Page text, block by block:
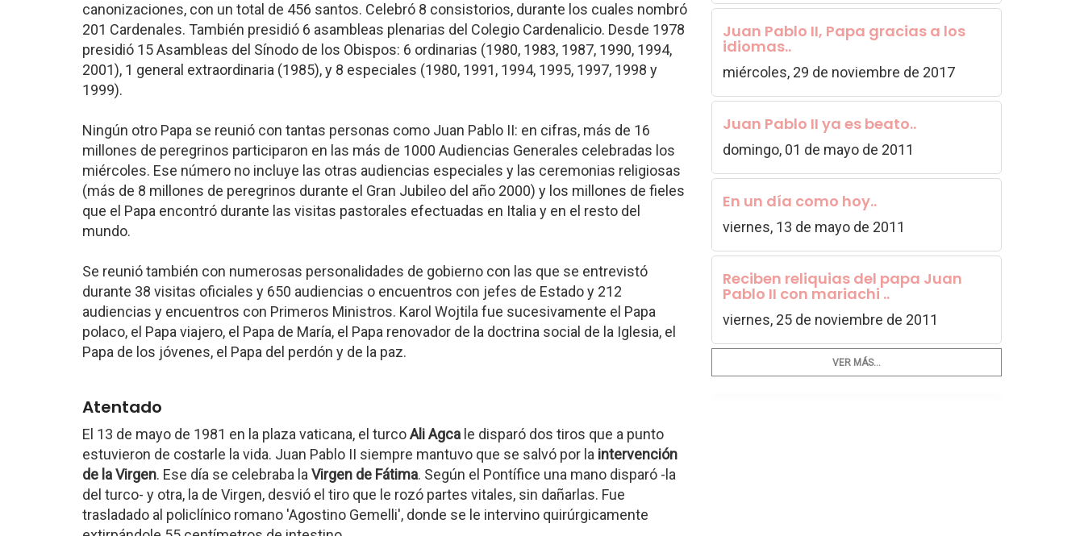
canonizaciones, con un total de 456 santos. Celebró 8 consistorios, durante los cuales nombró
201 Cardenales. También presidió 6 asambleas plenarias del Colegio Cardenalicio. Desde 1978
presidió 15 Asambleas del Sínodo de los Obispos: 6 ordinarias (1980, 1983, 1987, 1990, 1994,
2001), 1 general extraordinaria (1985), y 8 especiales (1980, 1991, 1994, 1995, 1997, 1998 y
1999).
Ningún otro Papa se reunió con tantas personas como Juan Pablo II: en cifras, más de 16
millones de peregrinos participaron en las más de 1000 Audiencias Generales celebradas los
miércoles. Ese número no incluye las otras audiencias especiales y las ceremonias religiosas
(más de 8 millones de peregrinos durante el Gran Jubileo del año 2000) y los millones de fieles
que el Papa encontró durante las visitas pastorales efectuadas en Italia y en el resto del
mundo.
Se reunió también con numerosas personalidades de gobierno con las que se entrevistó
durante 38 visitas oficiales y 650 audiencias o encuentros con jefes de Estado y 212
audiencias y encuentros con Primeros Ministros. Karol Wojtila fue sucesivamente el Papa
polaco, el Papa viajero, el Papa de María, el Papa renovador de la doctrina social de la Iglesia, el
Papa de los jóvenes, el Papa del perdón y de la paz.
Atentado
El 13 de mayo de 1981 en la plaza vaticana, el turcoAli Agca le disparó dos tiros que a punto
estuvieron de costarle la vida. Juan Pablo II siempre mantuvo que se salvó por la intervención
de la Virgen. Ese día se celebraba la Virgen de Fátima. Según el Pontífice una mano disparó -la
del turco- y otra, la de Virgen, desvió el tiro que le rozó partes vitales, sin dañarlas. Fue
trasladado al policlínico romano 'Agostino Gemelli', donde se le intervino quirúrgicamente
Juan Pablo II, Papa gracias a los
idiomas..
miércoles, 29 de noviembre de 2017
Juan Pablo II ya es beato..
domingo, 01 de mayo de 2011
En un día como hoy..
viernes, 13 de mayo de 2011
Reciben reliquias del papa Juan
Pablo II con mariachi ..
viernes, 25 de noviembre de 2011
VER MÁS...